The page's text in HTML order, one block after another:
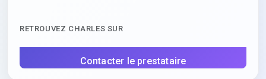
RETROUVEZ CHARLES SUR
Contacter le prestataire